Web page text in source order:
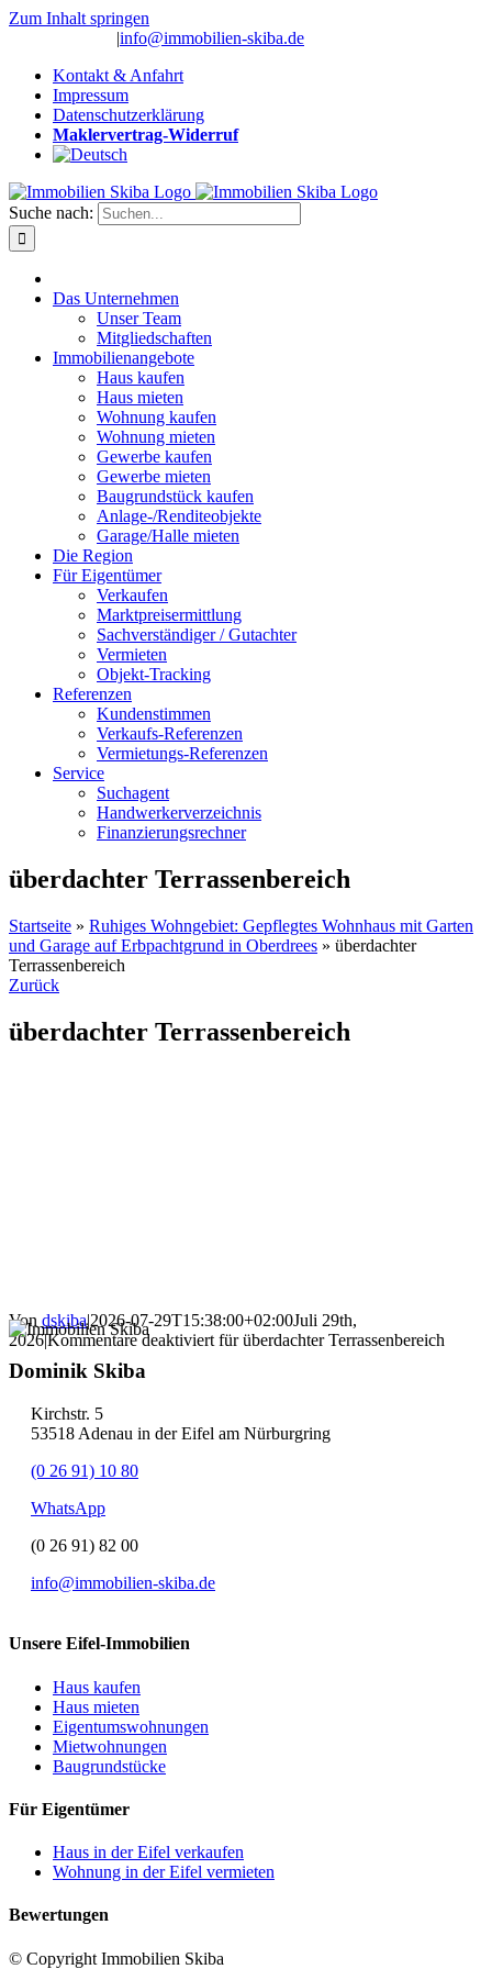
Zum Inhalt springen
|info@immobilien-skiba.de
Kontakt & Anfahrt
Impressum
Datenschutzerklärung
Maklervertrag-Widerruf
Suche nach:
Das Unternehmen
Unser Team
Mitgliedschaften
Immobilienangebote
Haus kaufen
Haus mieten
Wohnung kaufen
Wohnung mieten
Gewerbe kaufen
Gewerbe mieten
Baugrundstück kaufen
Anlage-/Renditeobjekte
Garage/Halle mieten
Die Region
Für Eigentümer
Verkaufen
Marktpreisermittlung
Sachverständiger / Gutachter
Vermieten
Objekt-Tracking
Referenzen
Kundenstimmen
Verkaufs-Referenzen
Vermietungs-Referenzen
Service
Suchagent
Handwerkerverzeichnis
Finanzierungsrechner
überdachter Terrassenbereich
Startseite » Ruhiges Wohngebiet: Gepflegtes Wohnhaus mit Garten
und Garage auf Erbpachtgrund in Oberdrees » überdachter
Terrassenbereich
Zurück
überdachter Terrassenbereich
Von dskiba|2026-07-29T15:38:00+02:00Juli 29th,
2026|Kommentare deaktiviert für überdachter Terrassenbereich
Dominik Skiba
Kirchstr. 5
53518 Adenau in der Eifel am Nürburgring
(0 26 91) 10 80
WhatsApp
(0 26 91) 82 00
info@immobilien-skiba.de
Unsere Eifel-Immobilien
Haus kaufen
Haus mieten
Eigentumswohnungen
Mietwohnungen
Baugrundstücke
Für Eigentümer
Haus in der Eifel verkaufen
Wohnung in der Eifel vermieten
Bewertungen
© Copyright Immobilien Skiba